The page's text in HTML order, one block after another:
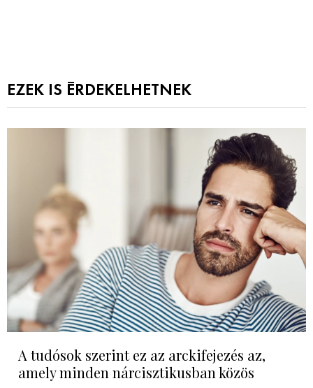
EZEK IS ÉRDEKELHETNEK
A tudósok szerint ez az arckifejezés az,
amely minden nárcisztikusban közös